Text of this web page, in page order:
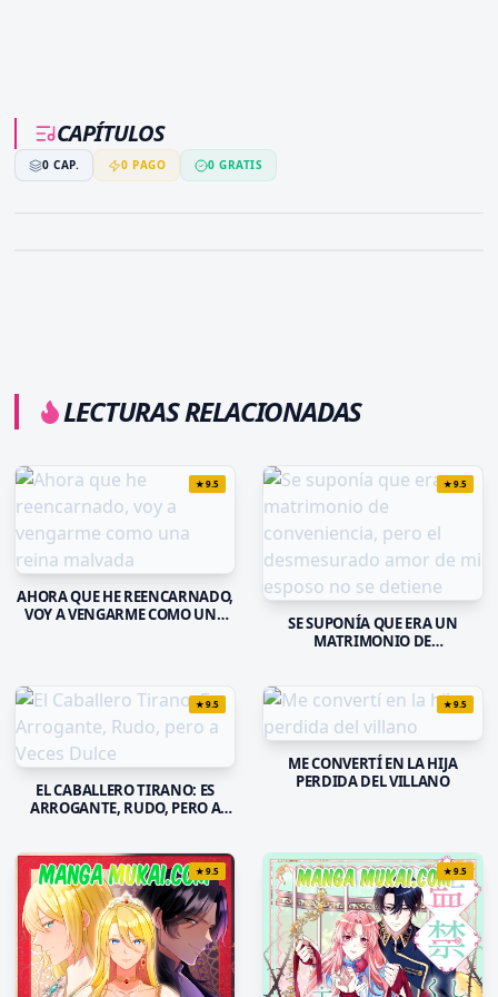
CAPÍTULOS
0 CAP. 0 PAGO 0 GRATIS
LECTURAS RELACIONADAS
★9.5
AHORA QUE HE REENCARNADO,
VOY A VENGARME COMO UNA
★9.5
SE SUPONÍA QUE ERA UN
MATRIMONIO DE
ESPOSO NO SE DETIENE
★9.5
EL CABALLERO TIRANO: ES
ARROGANTE, RUDO, PERO A
★9.5
ME CONVERTÍ EN LA HIJA
PERDIDA DEL VILLANO
★9.5 ★9.5